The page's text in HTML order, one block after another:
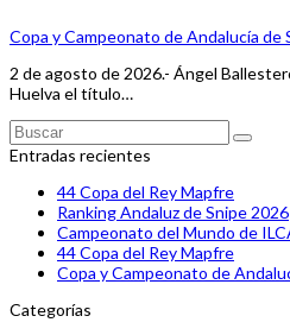
Copa y Campeonato de Andalucía de
2 de agosto de 2026.- Ángel
Huelva el título…
Buscar
Enviar
Entradas recientes
44 Copa del Rey Mapfre
Ranking Andaluz de Snipe 2026
Campeonato del Mundo de
44 Copa del Rey Mapfre
Copa y Campeonato de
Categorías